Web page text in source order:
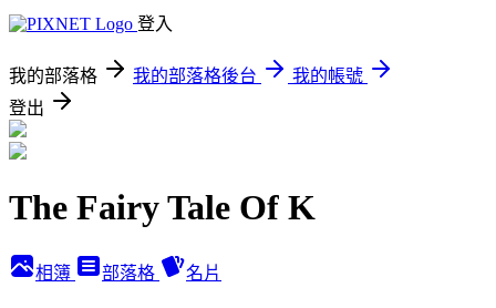
登入
我的部落格 我的部落格後台
我的帳號
登出
The Fairy Tale Of K
相簿 部落格 名片